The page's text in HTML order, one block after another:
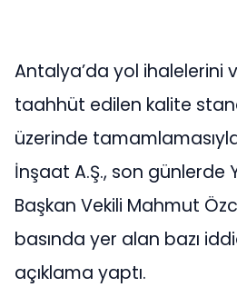
Antalya’da yol ihalelerini
taahhüt edilen kalite
üzerinde
İnşaat A.Ş., son günlerde
Başkan Vekili Mahmut
basında yer alan bazı
açıklama yaptı.